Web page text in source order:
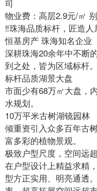
司
物业费：高层2.9元/㎡
‼珠海品质标杆，匠造人
恒基房产 珠海知名企业
深耕珠海20余年中不断
到之处，皆为区域标杆。
标杆品质湖景大盘
市面少有68万㎡大盘，
水规划。
10万平米古树湖镜园林
倾重资引入众多百年古
富多彩的植物景观。
极致户型尺度，空间远
在户型设计上精益求精
型方正实用、明亮通透